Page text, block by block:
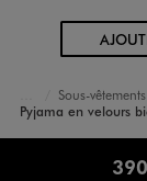
Accueil
Garçon
Sous-
Pyjama en velours